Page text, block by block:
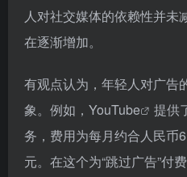
人对社交媒体的依赖性并未
在逐渐增加。
有观点认为，年轻人对广告
象。例如， YouTube
提供
务，费用为每月约合人民币
元。在这个为“跳过广告”付